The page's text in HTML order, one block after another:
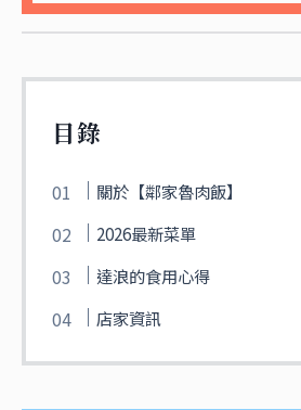
目錄
關於【鄰家魯肉飯】
2026最新菜單
達浪的食用心得
店家資訊